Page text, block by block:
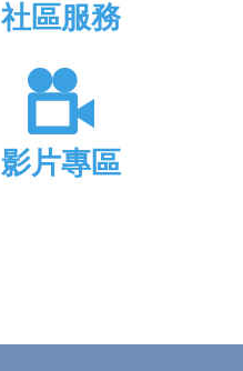
社區服務
影片專區